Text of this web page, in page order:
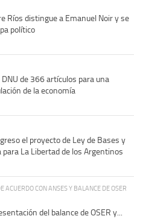
Ríos distingue a Emanuel Noir y se
político
de 366 artículos para una
de la economía
el proyecto de Ley de Bases y
para La Libertad de los Argentinos
ACUERDO CON ANSES Y BALANCE DE OSER
del balance de OSER y...